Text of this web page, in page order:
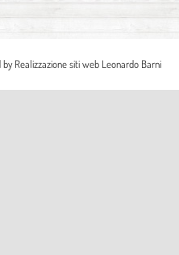
byRealizzazione siti web Leonardo Barni